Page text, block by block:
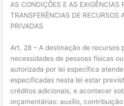
AS CONDIÇÕES E AS EXIGÊNCIAS
TRANSFERÊNCIAS DE RECURSOS
PRIVADAS
Art. 28 – A destinação de recursos
necessidades de pessoas físicas
autorizada por lei específica
especificadas nesta lei estar
créditos adicionais, e acontecer
orçamentárias: auxílio,